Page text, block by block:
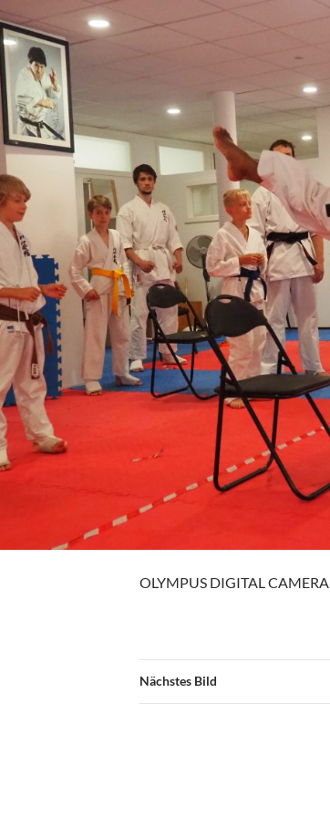
OLYMPUS DIGITAL CAMERA
Nächstes Bild